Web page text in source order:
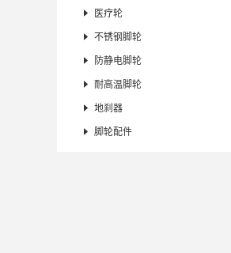
 医疗轮
 不锈钢脚轮
 防静电脚轮
 耐高温脚轮
 地刹器
 脚轮配件